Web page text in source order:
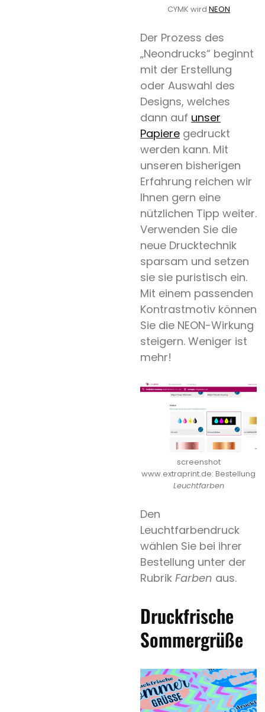
Date
Spezialpapier
Weißdruck
Heissfolie
Expertentipp
Search
CYMK wird NEON
Der Prozess des
„Neondrucks“ beginnt
mit der Erstellung
oder Auswahl des
Designs, welches
dann auf unser
Papiere gedruckt
werden kann. Mit
unseren bisherigen
Erfahrung reichen wir
Ihnen gern eine
nützlichen Tipp weiter.
Verwenden Sie die
neue Drucktechnik
sparsam und setzen
sie sie puristisch ein.
Mit einem passenden
Kontrastmotiv können
Sie die NEON-Wirkung
steigern. Weniger ist
mehr!
screenshot
www.extraprint.de: Bestellung
Leuchtfarben
Den
Leuchtfarbendruck
wählen Sie bei ihrer
Bestellung unter der
RubrikFarben aus.
Druckfrische
Sommergrüße